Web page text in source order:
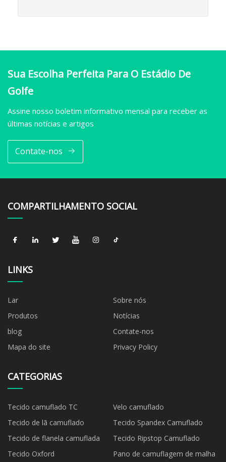
Sua Escolha Perfeita Para O Estádio De
Golfe
Assine nosso boletim informativo mensal para receber as
últimas notícias e artigos
Contate-nos
COMPARTILHAMENTO SOCIAL
LINKS
Lar
Sobre nós
Produtos
Notícias
blog
Contate-nos
Mapa do site
Privacy Policy
CATEGORIAS
Tecido camuflado TC
Velo camuflado
Tecido de lã camuflado
Tecido Spandex Camuflado
Tecido de flanela camuflada
Tecido Ripstop Camuflado
Tecido Oxford
Pano de camuflagem de malha